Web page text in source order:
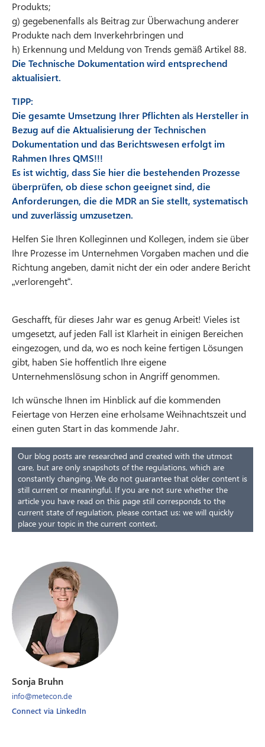
Produkts;
g) gegebenenfalls als Beitrag zur Überwachung anderer
Produkte nach dem Inverkehrbringen und
h) Erkennung und Meldung von Trends gemäß Artikel 88.
Die Technische Dokumentation wird entsprechend
aktualisiert.
TIPP:
Die gesamte Umsetzung Ihrer Pflichten als Hersteller in
Bezug auf die Aktualisierung der Technischen
Dokumentation und das Berichtswesen erfolgt im
Rahmen Ihres QMS!!!
Es ist wichtig, dass Sie hier die bestehenden Prozesse
überprüfen, ob diese schon geeignet sind, die
Anforderungen, die die MDR an Sie stellt, systematisch
und zuverlässig umzusetzen.
Helfen Sie Ihren Kolleginnen und Kollegen, indem sie über
Ihre Prozesse im Unternehmen Vorgaben machen und die
Richtung angeben, damit nicht der ein oder andere Bericht
„verlorengeht“.
Geschafft, für dieses Jahr war es genug Arbeit! Vieles ist
umgesetzt, auf jeden Fall ist Klarheit in einigen Bereichen
eingezogen, und da, wo es noch keine fertigen Lösungen
gibt, haben Sie hoffentlich Ihre eigene
Unternehmenslösung schon in Angriff genommen.
Ich wünsche Ihnen im Hinblick auf die kommenden
Feiertage von Herzen eine erholsame Weihnachtszeit und
einen guten Start in das kommende Jahr.
Our blog posts are researched and created with the utmost
care, but are only snapshots of the regulations, which are
constantly changing. We do not guarantee that older content is
still current or meaningful. If you are not sure whether the
article you have read on this page still corresponds to the
current state of regulation, please contact us: we will quickly
place your topic in the current context.
Sonja Bruhn
info@metecon.de
Connect via LinkedIn